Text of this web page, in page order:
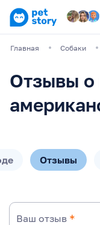
Главная Собаки
Отзывы о
Отзывы
Ваш отзыв *